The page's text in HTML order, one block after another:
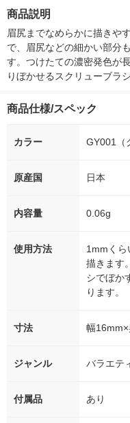
商品説明
眉尻までなめらかに描きや
で、眉尻などの細かい部分
す。つけたての濃密発色が
りぼかせるスクリューブラ
商品仕様/スペック
カラー GY001（
原産国 日本
内容量 0.06g
使用方法
1mmくら
描きます
シでぼか
ります。
寸法 幅
ジャンル バラエテ
付属品 あり